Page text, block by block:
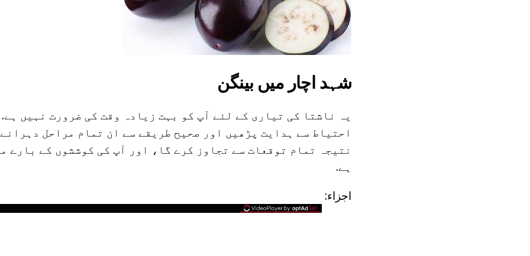
شہد اچار میں بینگن
یہ ناشتا کی تیاری کے لئے آپ کو بہت زیادہ وقت کی ضرورت نہیں
احتیاط سے ہدایت پڑھیں اور صحیح طریقے سے ان تمام مراحل
نتیجہ تمام توقعات سے تجاوز کرے گا، اور آپ کی کوششوں کے بارے
ہے.
اجزاء: